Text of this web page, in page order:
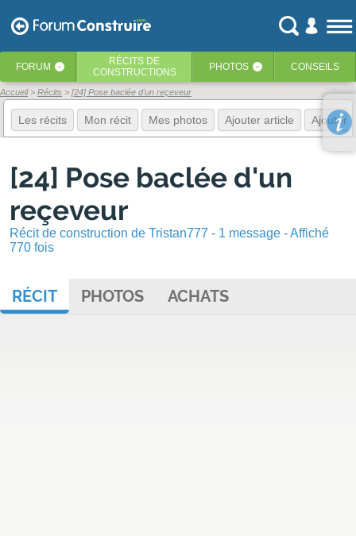
FORUM ‹ RÉCITS DE
CONSTRUCTIONS
PHOTOS ‹ CONSEILS
Accueil Récits [24] Pose baclée d'un reçeveur
Les récits Mon récit Mes photos Ajouter article Ajouter
[24] Pose baclée d'un
reçeveur
Récit de construction de Tristan777 - 1 message - Affiché
770 fois
RÉCIT PHOTOS ACHATS